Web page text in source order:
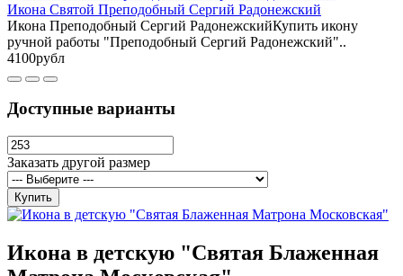
Икона Святой Преподобный Сергий Радонежский
Икона Преподобный Сергий РадонежскийКупить икону
ручной работы "Преподобный Сергий Радонежский"..
4100рубл
Доступные варианты
Заказать другой размер
Купить
Икона в детскую "Святая Блаженная